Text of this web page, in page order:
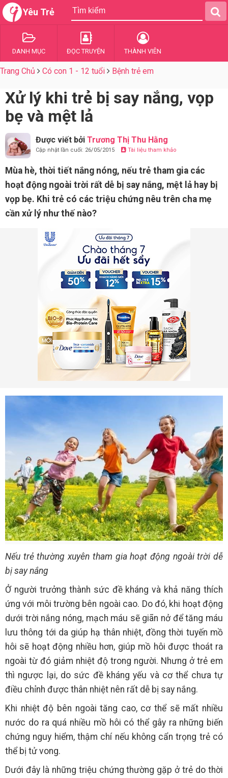
Yêu Trẻ
DANH MỤC ĐỌC TRUYỆN THÀNH VIÊN
Trang Chủ Có con 1 - 12 tuổi Bệnh trẻ em
Xử lý khi trẻ bị say nắng, vọp
bẹ và mệt lả
Được viết bởi Trương Thị Thu Hằng
Cập nhật lần cuối: 26/05/2015 Tài liệu tham khảo
Mùa hè, thời tiết nắng nóng, nếu trẻ tham gia các
hoạt động ngoài trời rất dễ bị say nắng, mệt lả hay bị
vọp bẹ. Khi trẻ có các triệu chứng nêu trên cha mẹ
cần xử lý như thế nào?
Nếu trẻ thường xuyên tham gia hoạt động ngoài trời dễ
bị say nắng
Ở người trưởng thành sức đề kháng và khả năng thích
ứng với môi trường bên ngoài cao. Do đó, khi hoạt động
dưới trời nắng nóng, mạch máu sẽ giãn nở để tăng máu
lưu thông tới da giúp hạ thân nhiệt, đồng thời tuyến mồ
hôi sẽ hoạt động nhiều hơn, giúp mồ hôi được thoát ra
ngoài từ đó giảm nhiệt độ trong người. Nhưng ở trẻ em
thì ngược lại, do sức đề kháng yếu và cơ thể chưa tự
điều chỉnh được thân nhiệt nên rất dễ bị say nắng.
Khi nhiệt độ bên ngoài tăng cao, cơ thể sẽ mất nhiều
nước do ra quá nhiều mồ hôi có thể gây ra những biến
chứng nguy hiểm, thậm chí nếu không cẩn trọng trẻ có
thể bị tử vong.
Dưới đây là những triệu chứng thường gặp ở trẻ do thời